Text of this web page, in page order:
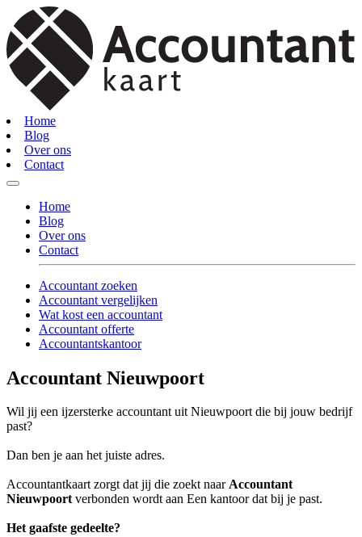
Home
Blog
Over ons
Contact
Home
Blog
Over ons
Contact
Accountant zoeken
Accountant vergelijken
Wat kost een accountant
Accountant offerte
Accountantskantoor
Accountant Nieuwpoort
Wil jij een ijzersterke accountant uit Nieuwpoort die bij jouw bedrijf
past?
Dan ben je aan het juiste adres.
Accountantkaart zorgt dat jij die zoekt naarAccountant
Nieuwpoortverbonden wordt aan Een kantoor dat bij je past.
Het gaafste gedeelte?